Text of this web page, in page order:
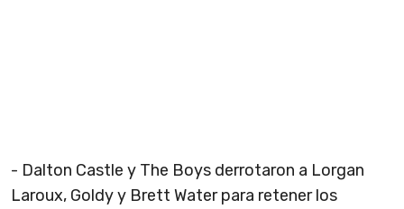
- Dalton Castle y The Boys derrotaron a Lorgan
Laroux, Goldy y Brett Water para retener los